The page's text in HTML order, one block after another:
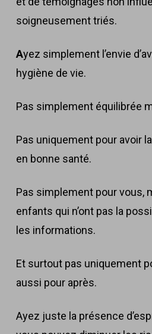
soigneusement triés.
Ayez simplement l’envie
hygiène de vie.
Pas simplement équilibrée
Pas uniquement pour avoir
en bonne santé.
Pas simplement pour vous,
enfants qui n’ont pas la
les informations.
Et surtout pas uniquement
aussi pouraprès.
Ayez juste la présence